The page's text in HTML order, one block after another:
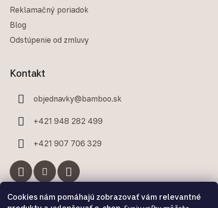
Cookies nám pomáhajú zobrazovať vám relevantné
Reklamačný poriadok
Blog
Odstúpenie od zmluvy
Kontakt
objednavky@bamboo.sk
+421 948 282 499
+421 907 706 329